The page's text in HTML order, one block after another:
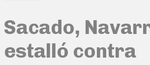
Sacado,
estalló contra